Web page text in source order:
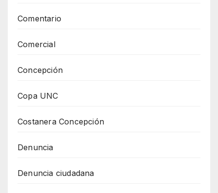
Comentario
Comercial
Concepción
Copa UNC
Costanera Concepción
Denuncia
Denuncia ciudadana